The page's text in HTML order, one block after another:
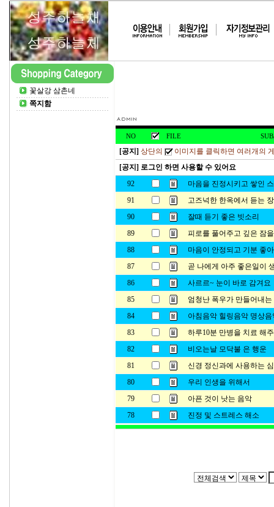
꽃살강 삼촌네
쪽지함
NO FILE
[공지] 상단의
이미지를 클릭하면 여러개의
[공지] 로그인 하면 사용할 수 있어요
92
마음을 진정시키고 쌓인
91
고즈넉한 한옥에서 듣는
90
잘때 듣기 좋은 빗소리
89
피로를 풀어주고 깊은 잠
88
마음이 안정되고 기분 좋
87
곧 나에게 아주 좋은일이
86
사르르~ 눈이 바로 감겨요
85
엄청난 폭우가 만들어내
84
아침음악 힐링음악 명상음
83
하루10분 만병을 치료 해
82
비오는날 모닥불 은 행운
81
신경 정신과에 사용하는
80
우리 인생을 위해서
79
아픈 것이 낫는 음악
78
진정 및 스트레스 해소